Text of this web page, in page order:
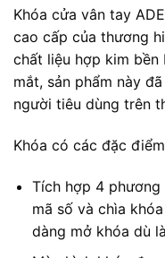
Khóa cửa vân tay
cao cấp của thương
chất liệu hợp kim
mắt, sản phẩm này
người tiêu dùng trên
Khóa có các đặc
Tích hợp 4
mã số và chìa
dàng mở khóa dù